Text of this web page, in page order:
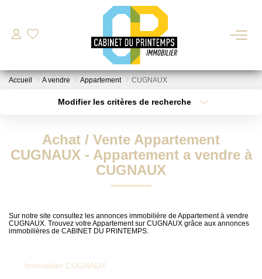
VENTE
Déposer Ma Candidature Pour Une Location
ESTIMATION
GESTION LOCATIVE
Accueil A vendre Appartement CUGNAUX
Modifier les critères de recherche
Sélectionnez...
Type de bien
Surface min
Achat / Vente Appartement
CUGNAUX - Appartement a vendre à
CUGNAUX
Sur notre site consultez les annonces immobilière de Appartement à vendre
CUGNAUX. Trouvez votre Appartement sur CUGNAUX grâce aux annonces
immobilières de CABINET DU PRINTEMPS.
Immobilier CUGNAUX